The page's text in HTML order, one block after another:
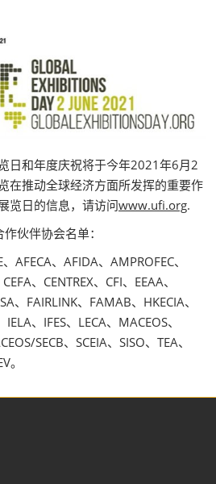
日和年度庆祝将于今年2021年6月2
在推动全球经济方面所发挥的重要作
览日的信息，请访问www.ufi.org.
伙伴协会名单：
AFECA、AFIDA、AMPROFEC、
、CENTREX、CFI、EEAA、
、FAIRLINK、FAMAB、HKECIA、
、IFES、LECA、MACEOS、
SECB、SCEIA、SISO、TEA、
。